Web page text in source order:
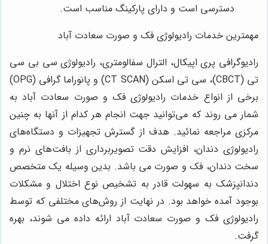
دسترسی است و دارای پارکینگ مناسب است.
مهمترین خدمات رادیولوژی فک و صورت سعادت آباد
رادیوگرافی پری اپیکال، الترال سفالومتری، رادیولوژی سی بی سی
تی (CBCT)، سی تی اسکن (CT SCAN) و پانوراما گرافی (OPG
)
برخی از انواع خدمات رادیولوژی فک و صورت سعادت آباد به
شمار می روند که می‌توانید جهت انجام هر کدام از آنها به چنین
مرکزی مراجعه نمائید. هدف از گسترش تجهیزات و دستگاه‌های
رادیولوژی دندان، افزایش دقت تصویربرداری از بافت‌های نرم و
سخت دندان، فک و صورت می باشد. بدین وسیله یک متخصص
دندانپزشک به سهولت قادر به تشخیص نوع اختلال و مشکلات
بوجود آمده خواهد بود. در نهایت از روش‌های مختلفی که توسط
رادیولوژی فک و صورت سعادت آباد ارائه داده می شوند، بهره
گرفت.